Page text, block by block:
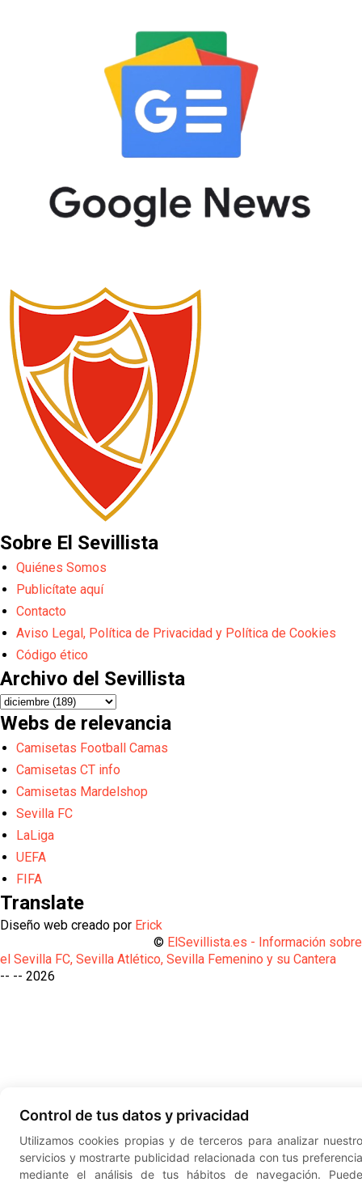
Sobre El Sevillista
Quiénes Somos
Publicítate aquí
Contacto
Aviso Legal, Política de Privacidad y Política de Cookies
Código ético
Archivo del Sevillista
Webs de relevancia
Camisetas Football Camas
Camisetas CT info
Camisetas Mardelshop
Sevilla FC
LaLiga
UEFA
FIFA
Translate
Diseño web creado por Erick
© ElSevillista.es - Información sobre
el Sevilla FC, Sevilla Atlético, Sevilla Femenino y su Cantera
-- --
Control de tus datos y privacidad
Utilizamos cookies propias y de terceros para analizar
servicios y mostrarte publicidad relacionada con tus
mediante el análisis de tus hábitos de navegación.
2026